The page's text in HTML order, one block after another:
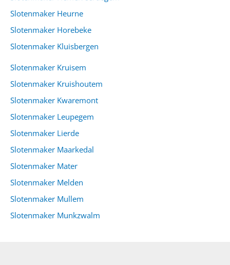
Slotenmaker Heurne
Slotenmaker Horebeke
Slotenmaker Kluisbergen
Slotenmaker Kruisem
Slotenmaker Kruishoutem
Slotenmaker Kwaremont
Slotenmaker Leupegem
Slotenmaker Lierde
Slotenmaker Maarkedal
Slotenmaker Mater
Slotenmaker Melden
Slotenmaker Mullem
Slotenmaker Munkzwalm